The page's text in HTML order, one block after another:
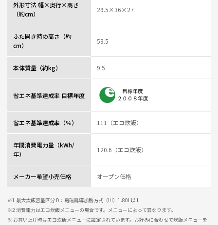
外形寸法 幅×奥行×高さ
（約cm）
29.5×36×27
ふた開き時の高さ（約
cm）
53.5
本体質量（約kg） 9.5
省エネ基準達成率 目標年度
省エネ基準達成率（％） 111（エコ炊飯）
年間消費電力量（kWh/
年）
120.6（エコ炊飯）
メーカー希望小売価格 オープン価格
※1 最大炊飯容量区分 D：電磁誘導加熱方式（IH）1.80L以上
※2 消費電力はエコ炊飯メニューの場合です。メニューによって異なります。
※ お買い上げ時はエコ炊飯メニューに設定されています。お好みに合わせて炊飯メニューを